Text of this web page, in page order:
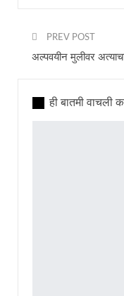
PREV POST
अल्पवयीन मुलीवर
ही बातमी वाचली